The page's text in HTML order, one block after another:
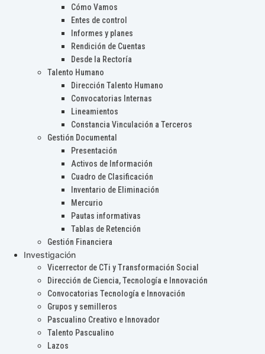
Cómo Vamos
Entes de control
Informes y planes
Rendición de Cuentas
Desde la Rectoría
Talento Humano
Dirección Talento Humano
Convocatorias Internas
Lineamientos
Constancia Vinculación a Terceros
Gestión Documental
Presentación
Activos de Información
Cuadro de Clasificación
Inventario de Eliminación
Mercurio
Pautas informativas
Tablas de Retención
Gestión Financiera
Investigación
Vicerrector de CTi y Transformación Social
Dirección de Ciencia, Tecnología e Innovación
Convocatorias Tecnología e Innovación
Grupos y semilleros
Pascualino Creativo e Innovador
Talento Pascualino
Lazos